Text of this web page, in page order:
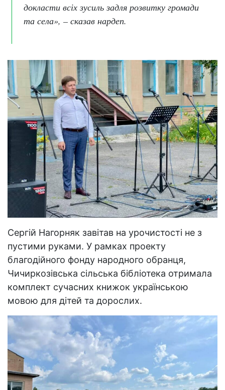
докласти всіх зусиль задля розвитку громади
та села», – сказав нардеп.
Сергій Нагорняк завітав на урочистості не з
пустими руками. У рамках проекту
благодійного фонду народного обранця,
Чичиркозівська сільська бібліотека отримала
комплект сучасних книжок українською
мовою для дітей та дорослих.